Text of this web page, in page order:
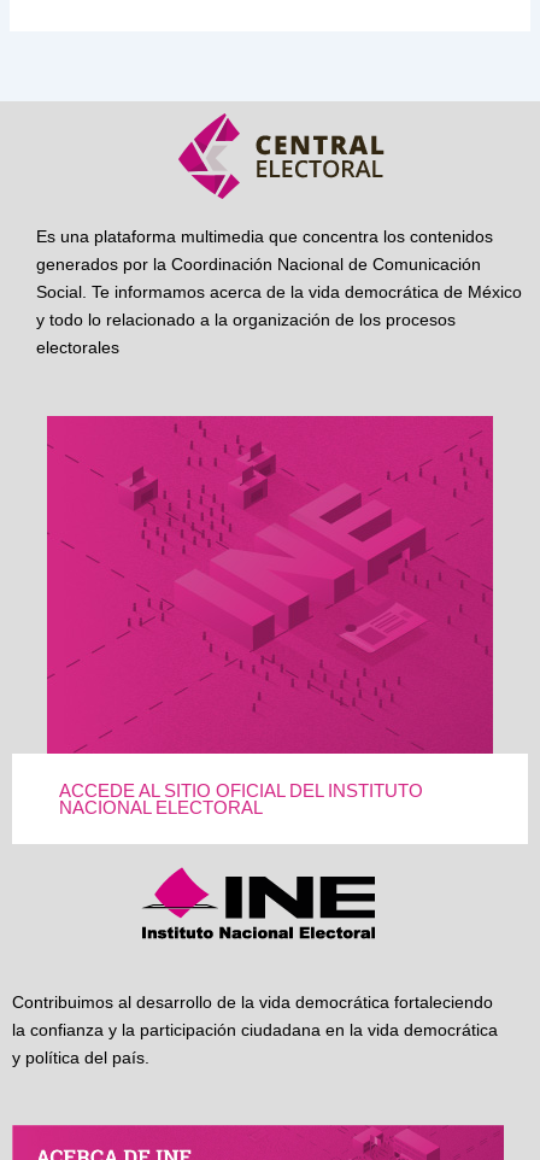
Es una plataforma multimedia que concentra los contenidos
generados por la Coordinación Nacional de Comunicación
Social. Te informamos acerca de la vida democrática de México
y todo lo relacionado a la organización de los procesos
electorales
ACCEDE AL SITIO OFICIAL DEL INSTITUTO
NACIONAL ELECTORAL
Contribuimos al desarrollo de la vida democrática fortaleciendo
la confianza y la participación ciudadana en la vida democrática
y política del país.